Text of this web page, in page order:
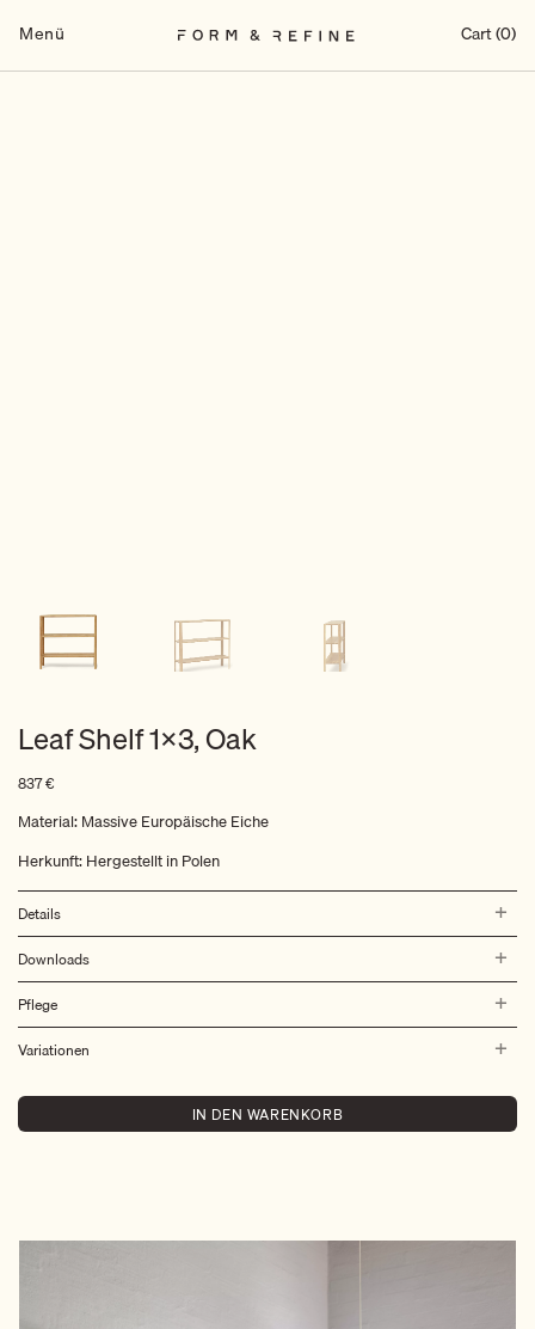
InhaltMenü Cart (0)
Leaf Shelf 1×3, Oak
837€
Material: Massive Europäische Eiche
Herkunft: Hergestellt in Polen
Details
Downloads
Pflege
Variationen
IN DEN WARENKORB